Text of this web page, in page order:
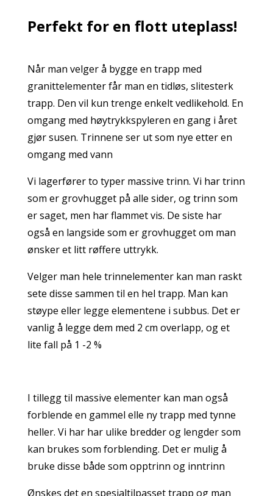
Perfekt for en flott uteplass!
Når man velger å bygge en trapp med
granittelementer får man en tidløs, slitesterk
trapp. Den vil kun trenge enkelt vedlikehold. En
omgang med høytrykkspyleren en gang i året
gjør susen. Trinnene ser ut som nye etter en
omgang med vann
Vi lagerfører to typer massive trinn. Vi har trinn
som er grovhugget på alle sider, og trinn som
er saget, men har flammet vis. De siste har
også en langside som er grovhugget om man
ønsker et litt røffere uttrykk.
Velger man hele trinnelementer kan man raskt
sete disse sammen til en hel trapp. Man kan
støype eller legge elementene i subbus. Det er
vanlig å legge dem med 2 cm overlapp, og et
lite fall på 1 -2 %
I tillegg til massive elementer kan man også
forblende en gammel elle ny trapp med tynne
heller. Vi har har ulike bredder og lengder som
kan brukes som forblending. Det er mulig å
bruke disse både som opptrinn og inntrinn
Ønskes det en spesialtilpasset trapp og man